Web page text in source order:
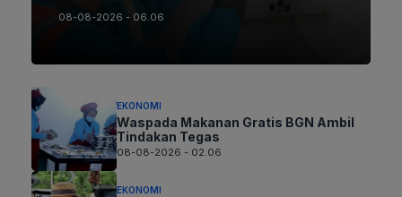
08-08-2026 - 06.06
EKONOMI
Waspada Makanan Gratis BGN Ambil
Tindakan Tegas
08-08-2026 - 02.06
EKONOMI